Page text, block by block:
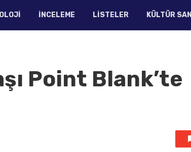
İNCELEME LISTELER KÜLTÜR
Point Blank’te